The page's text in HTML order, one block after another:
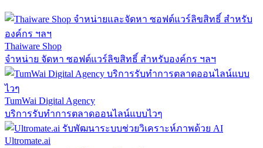
Thaiware Shop
จำหน่าย จัดหา ซอฟต์แวร์ลิขสิทธิ์ สำหรับองค์กร ฯลฯ
TumWai Digital Agency
บริการรับทำการตลาดออนไลน์แบบไวๆ
Ultromate.ai